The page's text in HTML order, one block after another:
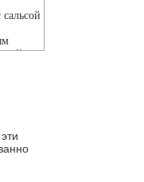
с